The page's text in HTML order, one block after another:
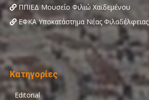
ΠΠΙΕΔ Μουσείο Φιλιώ Χαϊδεμένου
ΕΦΚΑ Υποκατάστημα Νέας Φιλαδέλφειας
Κατηγορίες
Editorial